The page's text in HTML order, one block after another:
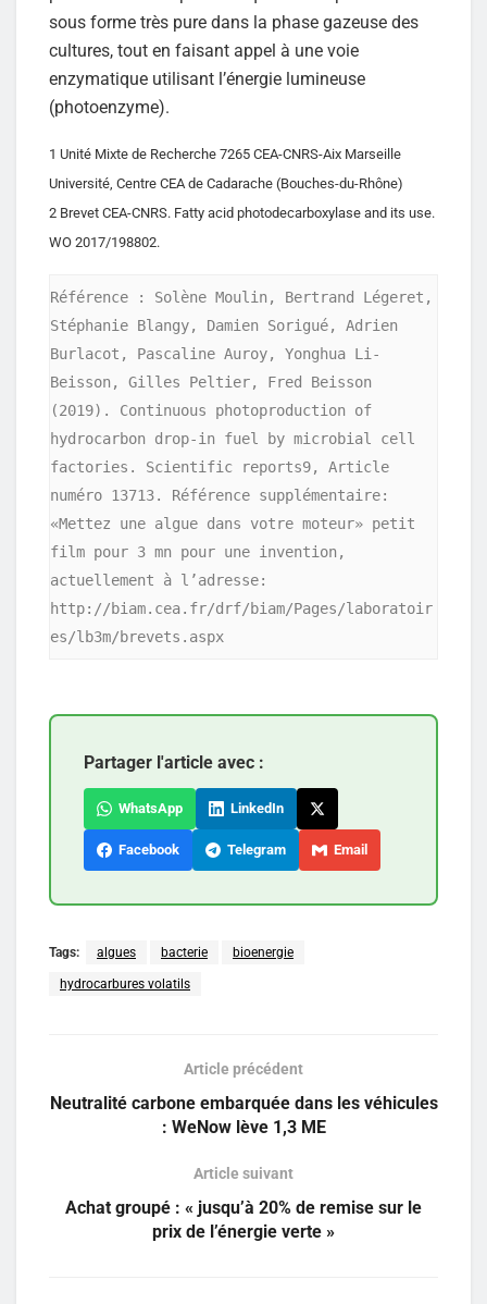
sous forme très pure dans la phase gazeuse des
cultures, tout en faisant appel à une voie
enzymatique utilisant l’énergie lumineuse
(photoenzyme).
1 Unité Mixte de Recherche 7265 CEA-CNRS-Aix Marseille
Université, Centre CEA de Cadarache (Bouches-du-Rhône)
2 Brevet CEA-CNRS. Fatty acid photodecarboxylase and its use.
WO 2017/198802.
Référence : Solène Moulin, Bertrand Légeret,
Stéphanie Blangy, Damien Sorigué, Adrien
Burlacot, Pascaline Auroy, Yonghua Li-
Beisson, Gilles Peltier, Fred Beisson
(2019). Continuous photoproduction of
hydrocarbon drop-in fuel by microbial cell
factories. Scientific reports9, Article
numéro 13713. Référence supplémentaire:
«Mettez une algue dans votre moteur» petit
film pour 3 mn pour une invention,
actuellement à l’adresse:
http://biam.cea.fr/drf/biam/Pages/laboratoir
es/lb3m/brevets.aspx
Partager l'article avec :
WhatsApp LinkedIn
Facebook Telegram Email
Tags: algues bacterie bioenergie
hydrocarbures volatils
Article précédent
Neutralité carbone embarquée dans les véhicules
: WeNow lève 1,3 ME
Article suivant
Achat groupé : « jusqu’à 20% de remise sur le
prix de l’énergie verte »